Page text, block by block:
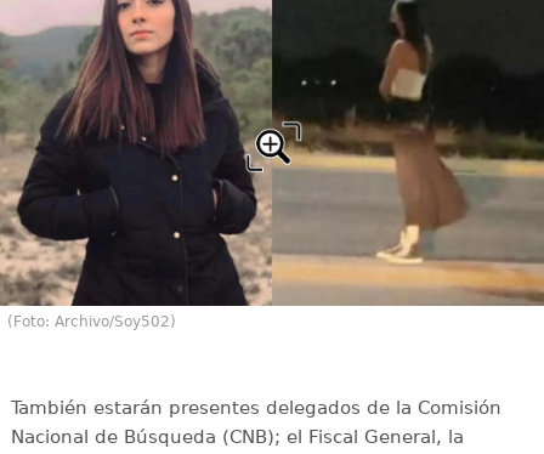
(Foto: Archivo/Soy502)
También estarán presentes delegados de la Comisión
Nacional de Búsqueda (CNB); el Fiscal General, la